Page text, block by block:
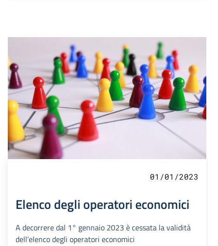
01/01/2023
Elenco degli operatori economici
A decorrere dal 1° gennaio 2023 è cessata la validità
dell’elenco degli operatori economici